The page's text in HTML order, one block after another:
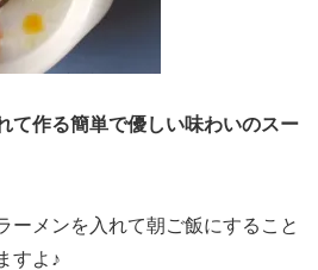
て作る簡単で優しい味わいのスー
ーメンを入れて朝ご飯にすること
すよ♪